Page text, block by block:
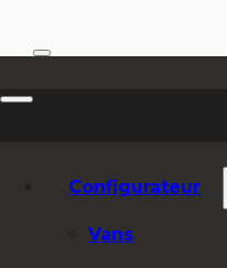
Configurateur
Vans